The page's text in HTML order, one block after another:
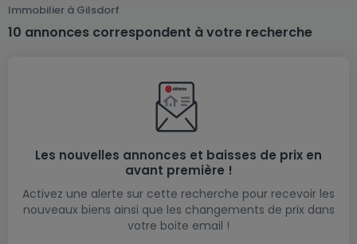
Immobilier à Gilsdorf
10 annonces correspondent à votre recherche
Les nouvelles annonces et baisses de prix en
avant première !
Activez une alerte sur cette recherche pour recevoir les
nouveaux biens ainsi que les changements de prix dans
votre boite email !